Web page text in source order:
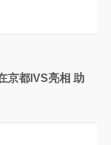
京都IVS亮相 助